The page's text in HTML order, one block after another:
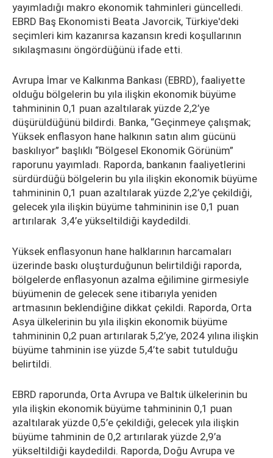
yayımladığı makro ekonomik tahminleri güncelledi.
EBRD Baş Ekonomisti Beata Javorcik, Türkiye'deki
seçimleri kim kazanırsa kazansın kredi koşullarının
sıkılaşmasını öngördüğünü ifade etti.
Avrupa İmar ve Kalkınma Bankası (EBRD), faaliyette
olduğu bölgelerin bu yıla ilişkin ekonomik büyüme
tahmininin 0,1 puan azaltılarak yüzde 2,2’ye
düşürüldüğünü bildirdi. Banka, “Geçinmeye çalışmak;
Yüksek enflasyon hane halkının satın alım gücünü
baskılıyor” başlıklı “Bölgesel Ekonomik Görünüm”
raporunu yayımladı. Raporda, bankanın faaliyetlerini
sürdürdüğü bölgelerin bu yıla ilişkin ekonomik büyüme
tahmininin 0,1 puan azaltılarak yüzde 2,2’ye çekildiği,
gelecek yıla ilişkin büyüme tahmininin ise 0,1 puan
artırılarak 3,4’e yükseltildiği kaydedildi.
Yüksek enflasyonun hane halklarının harcamaları
üzerinde baskı oluşturduğunun belirtildiği raporda,
bölgelerde enflasyonun azalma eğilimine girmesiyle
büyümenin de gelecek sene itibarıyla yeniden
artmasının beklendiğine dikkat çekildi. Raporda, Orta
Asya ülkelerinin bu yıla ilişkin ekonomik büyüme
tahmininin 0,2 puan artırılarak 5,2’ye, 2024 yılına ilişkin
büyüme tahminin ise yüzde 5,4’te sabit tutulduğu
belirtildi.
EBRD raporunda, Orta Avrupa ve Baltık ülkelerinin bu
yıla ilişkin ekonomik büyüme tahmininin 0,1 puan
azaltılarak yüzde 0,5’e çekildiği, gelecek yıla ilişkin
büyüme tahminin de 0,2 artırılarak yüzde 2,9’a
yükseltildiği kaydedildi. Raporda, Doğu Avrupa ve